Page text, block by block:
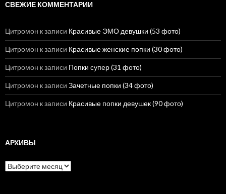
СВЕЖИЕ КОММЕНТАРИИ
Цитромон к записи Красивые ЭМО девушки (53 фото)
Цитромон к записи Красивые женские попки (30 фото)
Цитромон к записи Попки супер (31 фото)
Цитромон к записи Зачетные попки (34 фото)
Цитромон к записи Красивые попки девушек (90 фото)
АРХИВЫ
А
р